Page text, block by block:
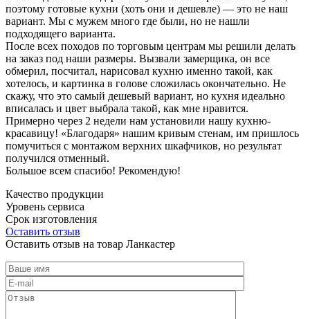
поэтому готовые кухни (хоть они и дешевле) — это не наш
вариант. Мы с мужем много где были, но не нашли
подходящего варианта.
После всех походов по торговым центрам мы решили делать
на заказ под наши размеры. Вызвали замерщика, он все
обмерил, посчитал, нарисовал кухню именно такой, как
хотелось, и картинка в голове сложилась окончательно. Не
скажу, что это самый дешевый вариант, но кухня идеально
вписалась и цвет выбрала такой, как мне нравится.
Примерно через 2 недели нам установили нашу кухню-
красавицу! «Благодаря» нашим кривым стенам, им пришлось
помучиться с монтажом верхних шкафчиков, но результат
получился отменный.
Большое всем спасибо! Рекомендую!
Качество продукции
Уровень сервиса
Срок изготовления
Оставить отзыв
Оставить отзыв на товар Ланкастер